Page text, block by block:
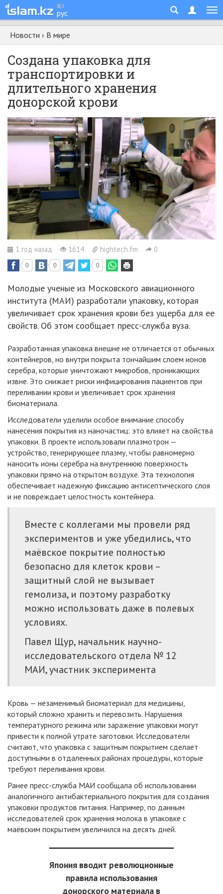
қаз
рус
Новости › В мире
Создана упаковка для
транспортировки и
длительного хранения
донорской крови
1 год назад 1614 hightech.fm 0
0 0 0
Молодые ученые из Московского авиационного
института (МАИ) разработали упаковку, которая
увеличивает срок хранения крови без ущерба для ее
свойств. Об этом сообщает пресс-служба вуза.
Разработанная упаковка внешне не отличается от обычных
контейнеров, но внутри покрыта тончайшим слоем ионов
серебра, которые уничтожают микробов, проникающих
извне. Это снижает риски инфицирования пациентов при
переливании крови и увеличивает срок хранения
биоматериала.
Исследователи уделили особое внимание способу
нанесения покрытия из наночастиц: это влияет на свойства
упаковки. В проекте использовали плазмотрон —
устройство, генерирующее плазму, чтобы равномерно
наносить ионы серебра на внутреннюю поверхность
упаковки прямо на открытом воздухе. Эта технология
обеспечивает надежную фиксацию антисептического слоя
и не повреждает целостность контейнера.
Вместе с коллегами мы провели ряд
экспериментов и уже убедились, что
маёвское покрытие полностью
безопасно для клеток крови –
защитный слой не вызывает
гемолиза, и поэтому разработку
можно использовать даже в полевых
условиях.
Павел Щур, начальник научно-
исследовательского отдела № 12
МАИ, участник эксперимента
Кровь — незаменимый биоматериал для медицины,
который сложно хранить и перевозить. Нарушения
температурного режима или заражение упаковки могут
привести к полной утрате заготовки. Исследователи
считают, что упаковка с защитным покрытием сделает
доступными в отдаленных районах процедуры, которые
требуют переливания крови.
Ранее пресс-служба МАИ сообщала об использовании
аналогичного антибактериального покрытия для создания
упаковки продуктов питания. Например, по данным
исследователей срок хранения молока в упаковке с
маёвским покрытием увеличился на десять дней.
Япония вводит революционные
правила использования
донорского материала в